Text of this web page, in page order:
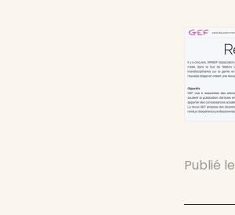
Publié le